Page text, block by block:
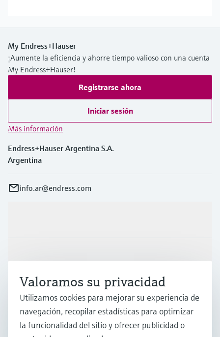
My Endress+Hauser
¡Aumente la eficiencia y ahorre tiempo valioso con una cuenta
My Endress+Hauser!
Registrarse ahora
Iniciar sesión
Más información
Endress+Hauser Argentina S.A.
Argentina
info.ar@endress.com
Soporte
Compañía
Valoramos su privacidad
Utilizamos cookies para mejorar su experiencia de
navegación, recopilar estadísticas para optimizar
la funcionalidad del sitio y ofrecer publicidad o